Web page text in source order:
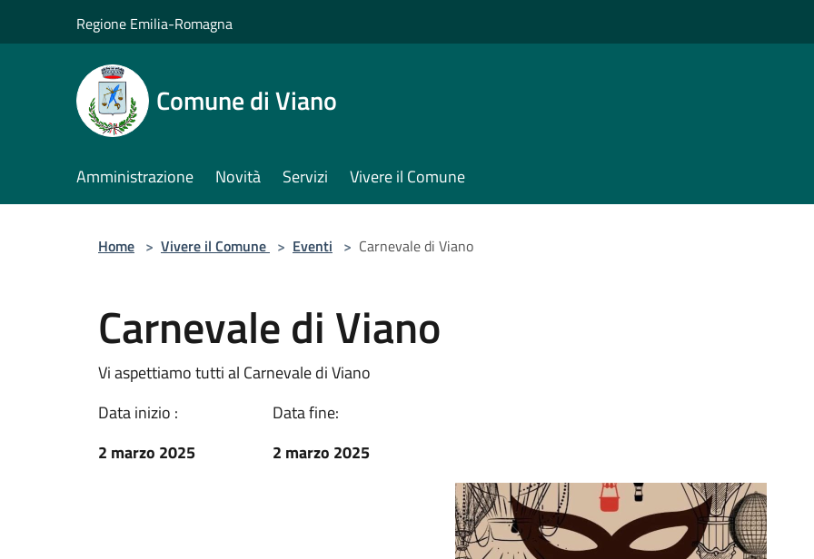
Regione Emilia-Romagna
Comune di Viano
Amministrazione Novità Servizi Vivere il Comune
Home > Vivere il Comune > Eventi > Carnevale di Viano
Carnevale di Viano
Vi aspettiamo tutti al Carnevale di Viano
Data inizio :
2 marzo 2025
Data fine:
2 marzo 2025